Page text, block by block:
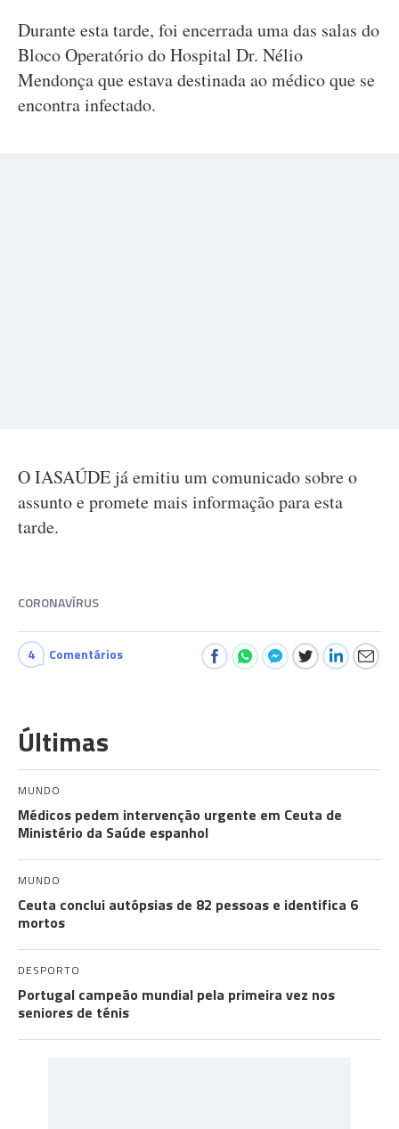
Durante esta tarde, foi encerrada uma das salas do
Bloco Operatório do Hospital Dr. Nélio
Mendonça que estava destinada ao médico que se
encontra infectado.
O IASAÚDE já emitiu um comunicado sobre o
assunto e promete mais informação para esta
tarde.
CORONAVÍRUS
4 Comentários
Últimas
MUNDO
Médicos pedem intervenção urgente em Ceuta de
Ministério da Saúde espanhol
MUNDO
Ceuta conclui autópsias de 82 pessoas e identifica 6
mortos
DESPORTO
Portugal campeão mundial pela primeira vez nos
seniores de ténis